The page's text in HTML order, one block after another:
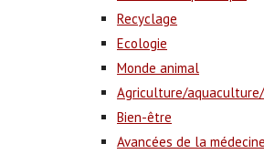
Recyclage
Ecologie
Monde animal
Agriculture/aquaculture/
Bien-être
Avancées de la médecine